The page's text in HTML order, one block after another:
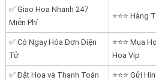
✅ Giao Hoa Nhanh 247
Miễn Phí
⭐⭐⭐ Hàng
✅ Có Ngay Hóa Đơn Điện
Tử
⭐⭐⭐ Mua
Hoa Vip
✅ Đặt Hoa và Thanh Toán
⭐⭐⭐ Gửi